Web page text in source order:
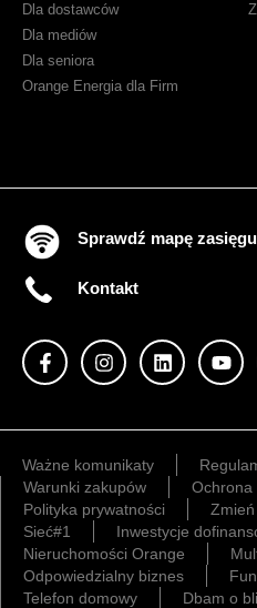
Dla dostawców
Dla mediów
Dla seniora
Orange Energia dla Firm
Sprawdź mapę zasięgu
Kontakt
Ważne komunikaty
Warunki zakupów
Ochrona
Polityka prywatności
Sieć#1
Inwestycje
Nieruchomości Orange
Odpowiedzialny biznes
Telefon domowy
Dbam o